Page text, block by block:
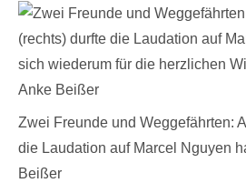
Zwei Freunde und Weggefährten:
die Laudation auf Marcel Nguyen
Beißer